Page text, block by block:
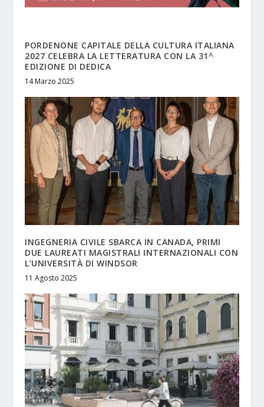
PORDENONE CAPITALE DELLA CULTURA ITALIANA
2027 CELEBRA LA LETTERATURA CON LA 31^
EDIZIONE DI DEDICA
14 Marzo 2025
INGEGNERIA CIVILE SBARCA IN CANADA, PRIMI
DUE LAUREATI MAGISTRALI INTERNAZIONALI CON
L’UNIVERSITÀ DI WINDSOR
11 Agosto 2025